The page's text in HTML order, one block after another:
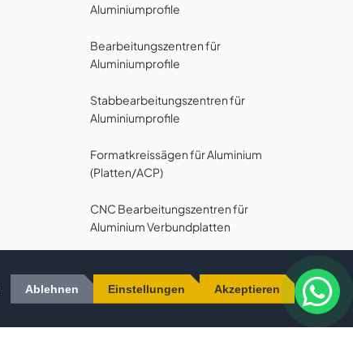
Aluminiumprofile
Bearbeitungszentren für
Aluminiumprofile
Stabbearbeitungszentren für
Aluminiumprofile
Formatkreissägen für Aluminium
(Platten/ACP)
CNC Bearbeitungszentren für
Aluminium Verbundplatten
PVC-
BEARBEITUNGSMASCHINEN
Ablehnen Einstellungen Akzeptieren